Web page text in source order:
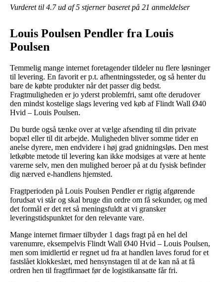
Vurderet til 4.7ud af 5 stjerner baseret på 21 anmeldelser
Louis Poulsen Pendler fra Louis
Poulsen
Temmelig mange internet foretagender tildeler nu flere løsninger
til levering. En favorit er p.t. afhentningssteder, og så henter du
bare de købte produkter når det passer dig bedst.
Fragtmuligheden er jo yderst problemfri, samt ofte derudover
den mindst kostelige slags levering ved køb af Flindt Wall Ø40
Hvid – Louis Poulsen.
Du burde også tænke over at vælge afsending til din private
bopæl eller til dit arbejde. Muligheden bliver somme tider en
anelse dyrere, men endvidere i høj grad gnidningsløs. Den mest
letkøbte metode til levering kan ikke modsiges at være at hente
varerne selv, men den mulighed beroer på at du fysisk befinder
dig nærved e-handlens hjemsted.
Fragtperioden på Louis Poulsen Pendler er rigtig afgørende
forudsat vi står og skal bruge din ordre om få sekunder, og med
det formål er det ret så meningsfuldt at vi gransker
leveringstidspunktet for den relevante vare.
Mange internet firmaer tilbyder 1 dags fragt på en hel del
varenumre, eksempelvis Flindt Wall Ø40 Hvid – Louis Poulsen,
men som imidlertid er regnet ud fra at handlen laves forud for et
fastslået klokkeslæt, med hensynstagen til at de kan nå at få
ordren hen til fragtfirmaet før de logistikansatte får fri.